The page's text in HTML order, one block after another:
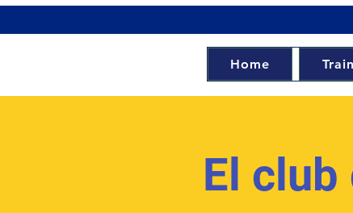
Home
El